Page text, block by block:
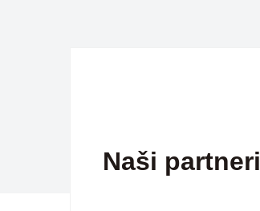
Naši partneri